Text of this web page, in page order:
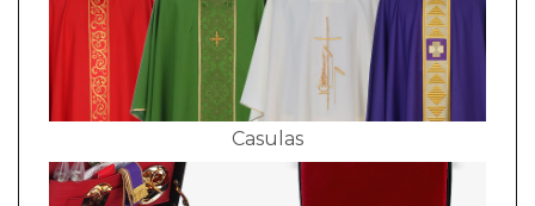
Casulas